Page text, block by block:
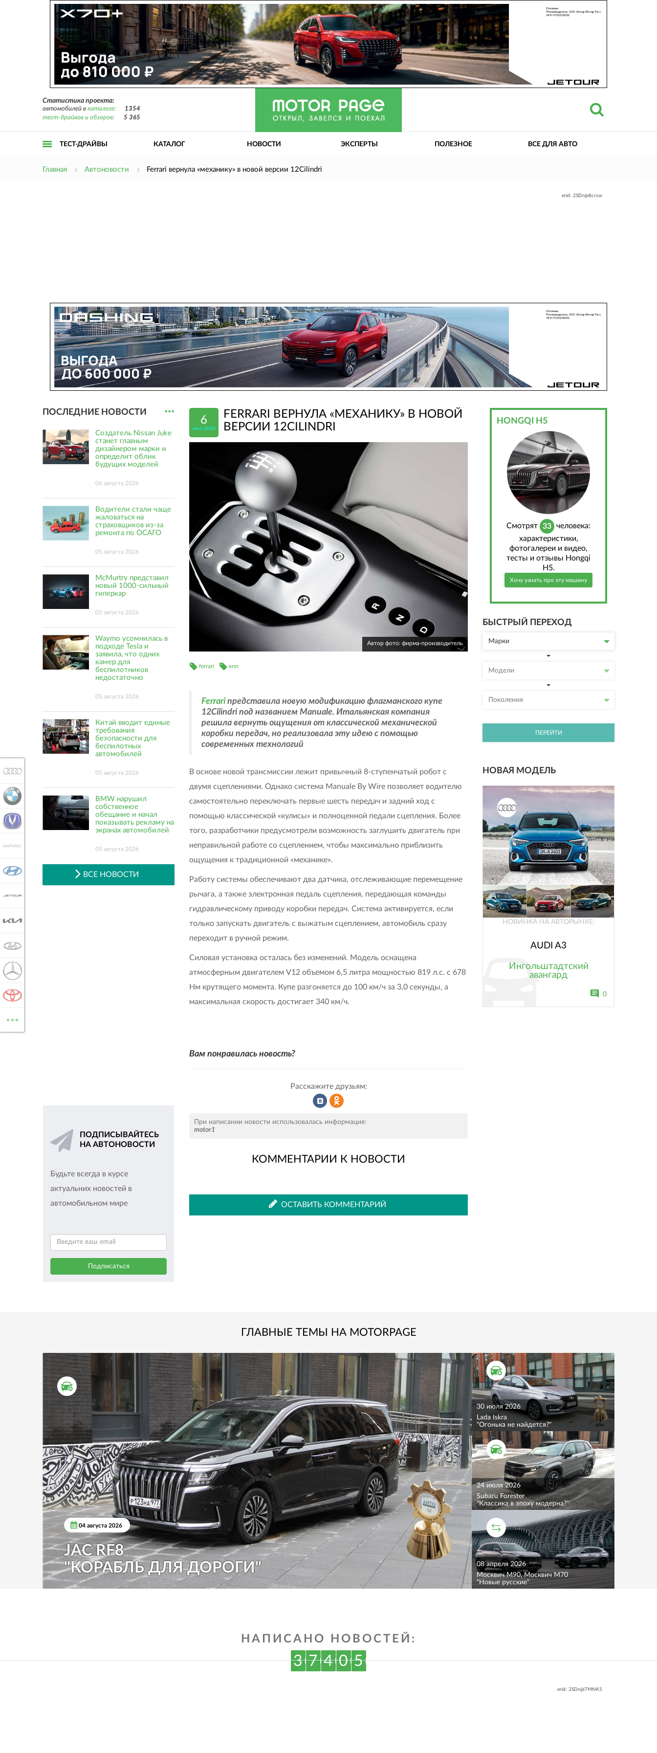
Статистика проекта:
автомобилей в каталоге:
1354
тест-драйвов и обзоров:
5 365
ТЕСТ-ДРАЙВЫ КАТАЛОГ НОВОСТИ ЭКСПЕРТЫ ПОЛЕЗНОЕ ВСЕ ДЛЯ АВТО
Главная Автоновости Ferrari вернула «механику» в новой версии 12Cilindri
erid: 2SDnje8crzw
6
июл 2026
FERRARI ВЕРНУЛА «МЕХАНИКУ» В НОВОЙ
ВЕРСИИ 12CILINDRI
Автор фото: фирма-производитель
ferrari кпп
Ferrariпредставила новую модификацию флагманского купе
12Cilindri под названием Manuale. Итальянская компания
решила вернуть ощущения от классической механической
коробки передач, но реализовала эту идею с помощью
современных технологий
В основе новой трансмиссии лежит привычный 8-ступенчатый робот с
двумя сцеплениями. Однако система Manuale By Wire позволяет водителю
самостоятельно переключать первые шесть передач и задний ход с
помощью классической «кулисы» и полноценной педали сцепления. Более
того, разработчики предусмотрели возможность заглушить двигатель при
неправильной работе со сцеплением, чтобы максимально приблизить
ощущения к традиционной «механике».
Работу системы обеспечивают два датчика, отслеживающие перемещение
рычага, а также электронная педаль сцепления, передающая команды
гидравлическому приводу коробки передач. Система активируется, если
только запускать двигатель с выжатым сцеплением, автомобиль сразу
переходит в ручной режим.
Силовая установка осталась без изменений. Модель оснащена
атмосферным двигателем V12 объемом 6,5 литра мощностью 819 л.с. с 678
Нм крутящего момента. Купе разгоняется до 100 км/ч за 3,0 секунды, а
максимальная скорость достигает 340 км/ч.
Вам понравилась новость?
Расскажите друзьям:
во
ВКонтакте
Одноклассниках
При написании новости использовалась информация:
motor1
КОММЕНТАРИИ К НОВОСТИ
ОСТАВИТЬ КОММЕНТАРИЙ
ПОСЛЕДНИЕ НОВОСТИ ...
Создатель Nissan Juke
станет главным
дизайнером марки и
определит облик
будущих моделей
06 августа 2026
Водители стали чаще
жаловаться на
страховщиков из-за
ремонта по ОСАГО
05 августа 2026
McMurtry представил
новый 1000-сильный
гиперкар
05 августа 2026
Waymo усомнилась в
подходе Tesla и
заявила, что одних
камер для
беспилотников
недостаточно
05 августа 2026
Китай вводит единые
требования
безопасности для
беспилотных
автомобилей
05 августа 2026
BMW нарушил
собственное
обещание и начал
показывать рекламу на
экранах автомобилей
05 августа 2026
ВСЕ НОВОСТИ
ПОДПИСЫВАЙТЕСЬ
НА АВТОНОВОСТИ
Будьте всегда в курсе
актуальних новостей в
автомобильном мире
HONGQI H5
Cмотрят 33
человека:
характеристики,
фотогалереи и видео,
тесты и отзывы Hongqi
H5.
Хочу узнать про эту машину
БЫСТРЫЙ ПЕРЕХОД
Марки
Модели
Поколения
ПЕРЕЙТИ
НОВАЯ МОДЕЛЬ
НОВИНКА НА АВТОРЫНКЕ:
AUDI A3
Ингольштадтский
авангард
0
ГЛАВНЫЕ ТЕМЫ НА MOTORPAGE
ТЕСТ ДРАЙВ
04 августа 2026
JAC RF8
"КОРАБЛЬ ДЛЯ ДОРОГИ"
ТЕСТ ДРАЙВ
30 июля 2026
Lada Iskra
"Огонька не найдется?"
ТЕСТ ДРАЙВ
24 июля 2026
Subaru Forester
"Классика в эпоху модерна?"
СРАВНИТЕЛЬНЫЙ ТЕСТ
08 апреля 2026
Москвич M90, Москвич M70
"Новые русские"
НАПИСАНО НОВОСТЕЙ:
3 7 4 0 5
erid: 2SDnjd7MNK5
BMW
CHANGAN
...